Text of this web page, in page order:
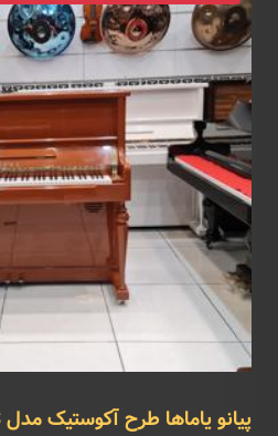
پیانو یاماها طرح آکوستیک مدل CH45 S